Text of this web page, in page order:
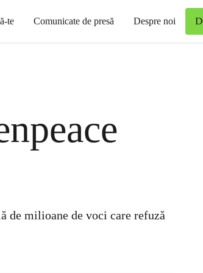
te Comunicate de presă Despre noi
de milioane de voci care refuză